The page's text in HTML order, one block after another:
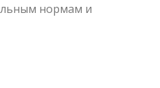
нормам и